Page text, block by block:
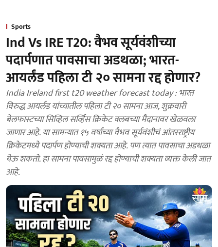
Sports
Ind Vs IRE T20: वैभव सूर्यवंशीच्या
पदार्पणात पावसाचा अडथळा; भारत-
आयर्लंड पहिला टी २० सामना रद्द होणार?
India Ireland first t20 weather forecast today : भारत
विरुद्ध आयर्लंड यांच्यातील पहिला टी २० सामना आज, शुक्रवारी
बेलफास्टच्या सिव्हिल सर्व्हिस क्रिकेट क्लबच्या मैदानावर खेळवला
जाणार आहे. या सामन्यात १५ वर्षांच्या वैभव सूर्यवंशीचं आंतरराष्ट्रीय
क्रिकेटमध्ये पदार्पण होण्याची शक्यता आहे. पण त्यात पावसाचा अडथळा
येऊ शकतो. हा सामना पावसामुळं रद्द होण्याची शक्यता व्यक्त केली जात
आहे.